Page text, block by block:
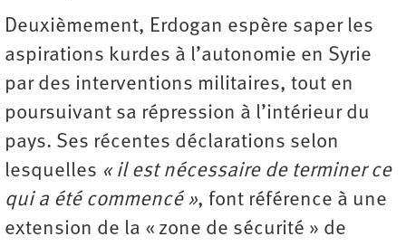
Deuxièmement, Erdogan espère saper les
aspirations kurdes à l’autonomie en Syrie
par des interventions militaires, tout en
poursuivant sa répression à l’intérieur du
pays. Ses récentes déclarations selon
lesquelles « il est nécessaire de terminer ce
qui a été commencé », font référence à une
extension de la « zone de sécurité » de